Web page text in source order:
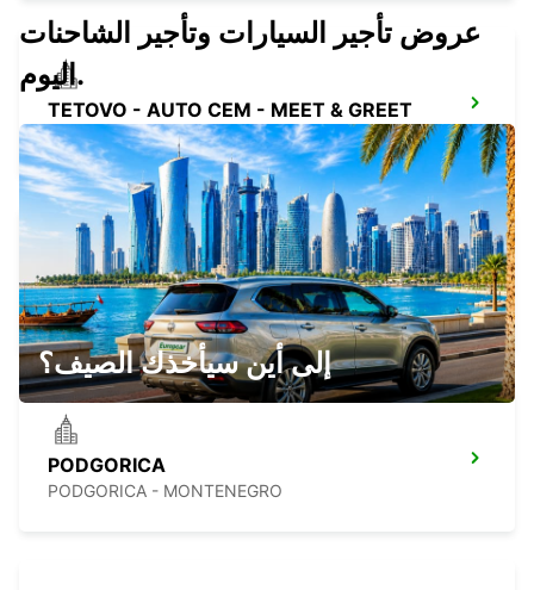
TETOVO - AUTO CEM - MEET & GREET
TETOVO - MACEDONIA
PODGORICA AIRPORT
PODGORICA - MONTENEGRO
PODGORICA
PODGORICA - MONTENEGRO
عروض تأجير السيارات وتأجير الشاحنات
اليوم.
إلى أين سيأخذك الصيف؟